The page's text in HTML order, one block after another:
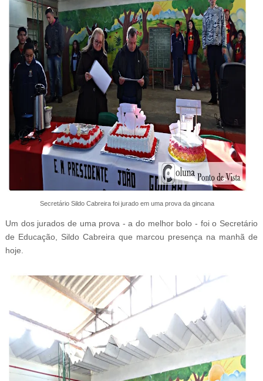
Secretário Sildo Cabreira foi jurado em uma prova da gincana
Um dos jurados de uma prova - a do melhor bolo - foi o Secretário
de Educação, Sildo Cabreira que marcou presença na manhã de
hoje.